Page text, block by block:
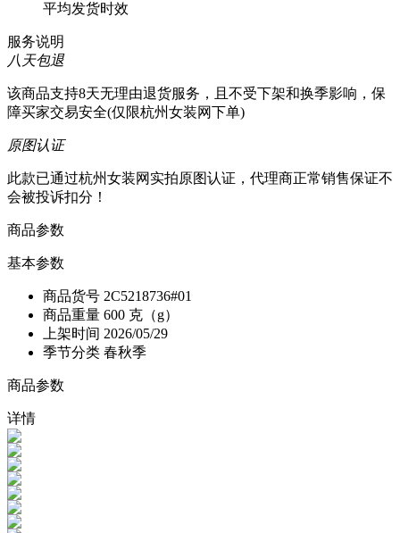
平均发货时效
服务说明
八天包退
该商品支持8天无理由退货服务，且不受下架和换季影响，保
障买家交易安全(仅限杭州女装网下单)
原图认证
此款已通过杭州女装网实拍原图认证，代理商正常销售保证不
会被投诉扣分！
商品参数
基本参数
商品货号 2C5218736#01
商品重量 600 克（g）
上架时间 2026/05/29
季节分类 春秋季
商品参数
详情